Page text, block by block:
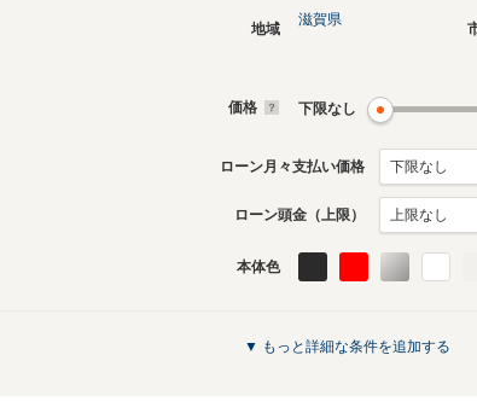
生産モデル
ミニクロスオーバーのカタロ
地域
滋賀県
価格 下限なし
ローン月々支払い価格
ローン頭金（上限）
本体色
▼ もっと詳細な条件を追加する